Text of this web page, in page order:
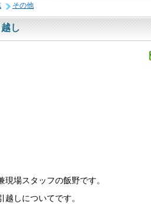
その他
し
現場スタッフの飯野です。
しについてです。